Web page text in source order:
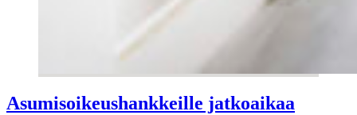
Asumisoikeushankkeille jatkoaikaa